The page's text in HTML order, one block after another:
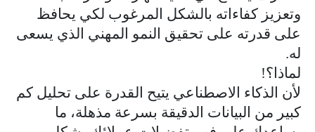
وتعزيز كفاءاته بالشكل المرغوب لكي يحافظ
على قدرته على تحقيق النمو المهني الذي يسعى
له.
لماذا؟!
لأن الذكاء الاصطناعي يتيح القدرة على تحليل كم
كبير من البيانات الدقيقة بسرعة مذهلة، ما